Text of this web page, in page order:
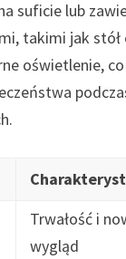
suficie lub
takimi jak stół
oświetlenie,
Trwałość i
wygląd